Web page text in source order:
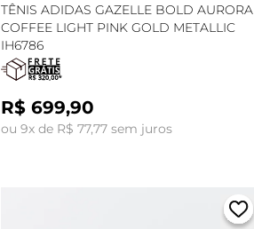
TÊNIS ADIDAS GAZELLE BOLD AURORA
COFFEE LIGHT PINK GOLD METALLIC
IH6786
R$ 699,90
ou 9x de R$ 77,77 sem juros